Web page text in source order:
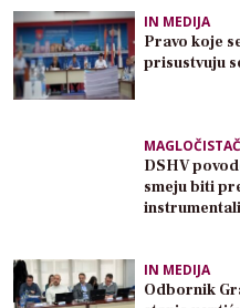
IN MEDIJA
Pravo koje
prisustvuju
MAGLOČISTAČ
DSHV
smeju biti
IN MEDIJA
Odbornik